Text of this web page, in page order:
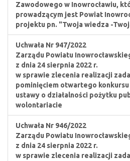
Zawodowego w Inowrocławiu,
prowadzącym jest Powiat
projektu pn. "Twoja wiedza -
Uchwała Nr 947/2022
Zarządu Powiatu
z dnia 24 sierpnia 2022 r.
w sprawie zlecenia realizacji
pominięciem otwartego
ustawy o działalności pożytku
wolontariacie
Uchwała Nr 946/2022
Zarządu Powiatu
z dnia 24 sierpnia 2022 r.
w sprawie zlecenia realizacji